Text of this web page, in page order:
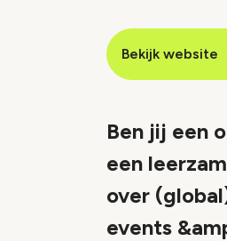
Bekijk website
Ben jij een
een
over
events